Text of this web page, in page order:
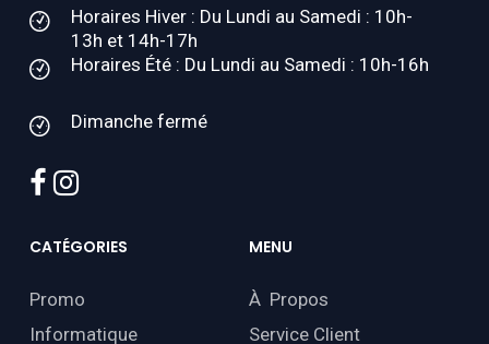
Horaires Hiver : Du Lundi au Samedi : 10h-
13h et 14h-17h
Horaires Été : Du Lundi au Samedi : 10h-16h
Dimanche fermé
facebook
instagram
CATÉGORIES
Promo
Informatique
MENU
À Propos
Service Client